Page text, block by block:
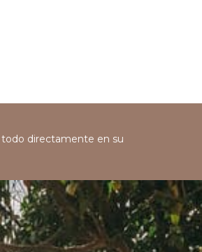
todo directamente en su